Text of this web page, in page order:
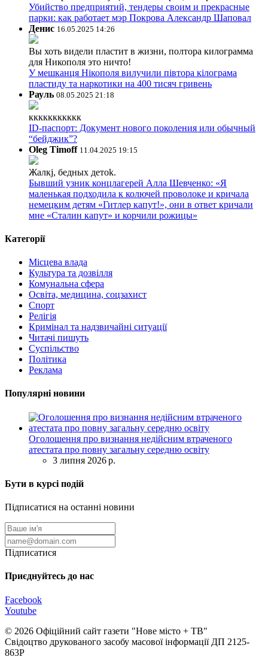
Убийство предприятий, тендеры своим и прекрасные
парки: как работает мэр Покрова Александр Шаповал
Денис 16.05.2025 14:26
Вы хоть видели пластит в жизни, полтора килограмма
для Никополя это ничто!
У мешканця Нікополя вилучили півтора кілограма
пластиду та наркотики на 400 тисяч гривень
Рауль 08.05.2025 21:18
ккккккккккк
ID-паспорт: Документ нового поколения или обычный
“бейджик”?
Oleg Timoff 11.04.2025 19:15
Жалкj, бедных детok.
Бывший узник концлагерей Алла Шевченко: «Я
маленькая подходила к колючей проволоке и кричала
немецким детям «Гитлер капут!», они в ответ кричали
мне «Сталин капут» и корчили рожицы»
Категорії
Місцева влада
Культура та дозвілля
Комунальна сфера
Освіта, медицина, соцзахист
Спорт
Релігія
Кримінал та надзвичайні ситуації
Читачі пишуть
Суспільство
Політика
Реклама
Популярні новини
Оголошення про визнання недійсним втраченого
атестата про повну загальну середню освіту
3 липня 2026 р.
Бути в курсі подій
Підписатися на останні новини
Підписатися
Приєднуйтесь до нас
Facebook
Youtube
© 2026 Офіційний сайт газети "Нове мiсто + ТВ"
Свідоцтво друкованого засобу масової інформації ДП 2125-
863Р